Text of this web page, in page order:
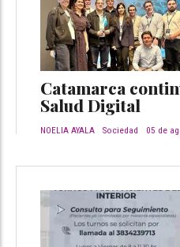
Catamarca
Salud Digital
NOELIA AYALA Sociedad 05 de